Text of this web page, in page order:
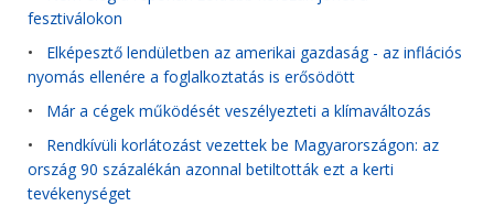
fesztiválokon
• Elképesztő lendületben az amerikai gazdaság - az inflációs
nyomás ellenére a foglalkoztatás is erősödött
• Már a cégek működését veszélyezteti a klímaváltozás
• Rendkívüli korlátozást vezettek be Magyarországon: az
ország 90 százalékán azonnal betiltották ezt a kerti
tevékenységet